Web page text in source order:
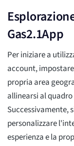
Gas2.1App
Per iniziare a
account,
propria area
allinearsi al
Successivamente,
personalizzare
esperienza e la